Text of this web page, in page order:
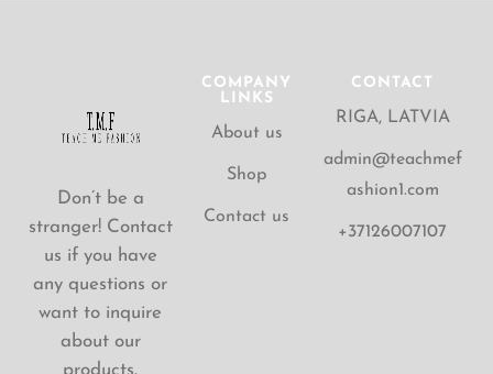
Don’t be a
stranger! Contact
us if you have
any questions or
want to inquire
about our
COMPANY
LINKS
About us
Shop
Contact us
CONTACT
RIGA, LATVIA
admin@teachmef
ashion1.com
+37126007107